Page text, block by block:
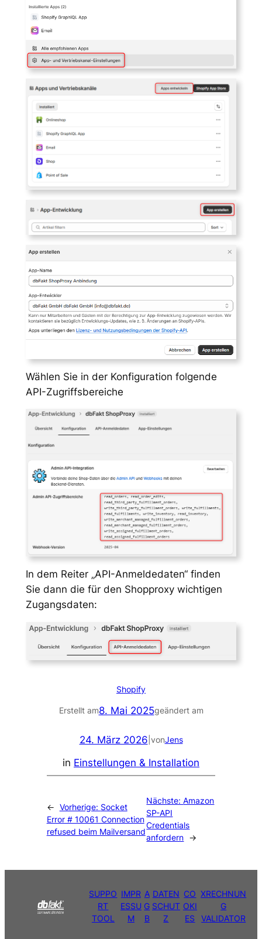
Wählen Sie in der Konfiguration folgende
API-Zugriffsbereiche
In dem Reiter „API-Anmeldedaten“ finden
Sie dann die für den Shopproxy wichtigen
Zugangsdaten:
Shopify
Erstellt am8. Mai 2025geändert am
24. März 2026 vonJens
in Einstellungen & Installation
← Vorherige: Socket
Error # 10061 Connection
refused beim Mailversand
Nächste:Amazon
SP-API
Credentials
anfordern →
SUPPO
RT
TOOL
IMPR
ESSU
M
A
G
B
DATEN
SCHUT
Z
CO
OKI
ES
XRECHNUN
G
VALIDATOR